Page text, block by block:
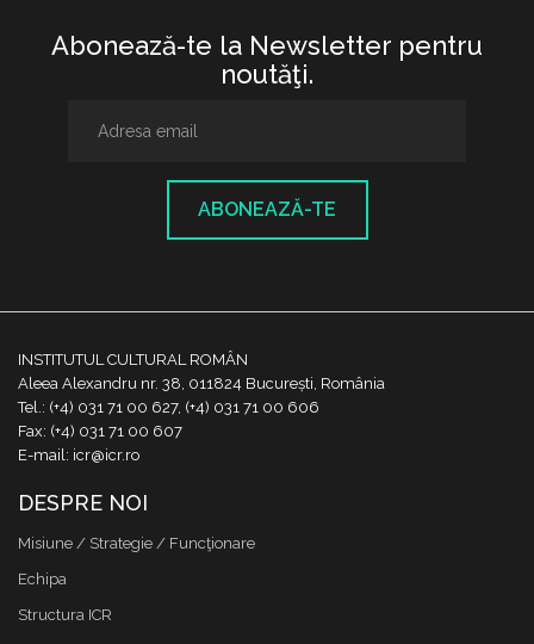
Abonează-te la Newsletter pentru
noutăţi.
ABONEAZĂ-TE
INSTITUTUL CULTURAL ROMÂN
Aleea Alexandru nr. 38, 011824 București, România
Tel.: (+4) 031 71 00 627, (+4) 031 71 00 606
Fax: (+4) 031 71 00 607
E-mail: icr@icr.ro
DESPRE NOI
Misiune / Strategie / Funcţionare
Echipa
Structura ICR